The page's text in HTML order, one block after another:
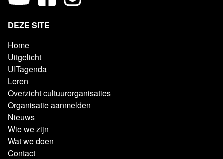
DEZE SITE
Home
Uitgelicht
UITagenda
Leren
Overzicht cultuurorganisaties
Organisatie aanmelden
Nieuws
Wie we zijn
Wat we doen
Contact